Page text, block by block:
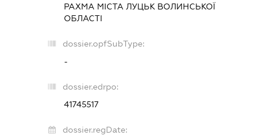
РАХМА МІСТА ЛУЦЬК ВОЛИНСЬКОЇ
ОБЛАСТІ
dossier.opfSubType:
-
dossier.edrpo:
41745517
dossier.regDate: